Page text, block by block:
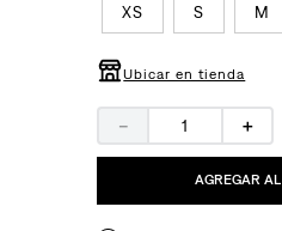
XS S M
Ubicar en tienda
＋
－
AGREGAR